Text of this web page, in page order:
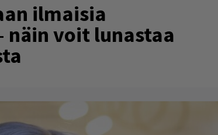
ilmaisia
näin voit lunastaa